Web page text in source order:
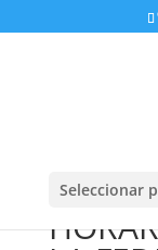
Seleccionar